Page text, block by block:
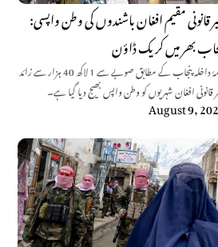
قانونی مقیم افغان باشندوں کی وطن واپسی:
بھر میں کریک ڈاؤن
محکمۂ داخلہ پنجاب کے مطابق صوبے سے 1 لاکھ 40 ہزار سے زائد
قانونی افغان شہریوں کو وطن واپس بھیج دیا گیا ہے۔
August 9,